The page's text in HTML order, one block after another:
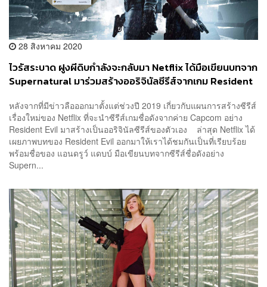
28 สิงหาคม 2020
ไวรัสระบาด ฝูงผีดิบกำลังจะกลับมา Netflix ได้มือเขียนบทจาก
Supernatural มาร่วมสร้างออริจินัลซีรีส์จากเกม Resident
หลังจากที่มีข่าวลือออกมาตั้งแต่ช่วงปี 2019 เกี่ยวกับแผนการสร้างซีรีส์
เรื่องใหม่ของ Netflix ที่จะนำซีรีส์เกมชื่อดังจากค่าย Capcom อย่าง
Resident Evil มาสร้างเป็นออริจินัลซีรีส์ของตัวเอง ล่าสุด Netflix ได้
เผยภาพบทของ Resident Evil ออกมาให้เราได้ชมกันเป็นที่เรียบร้อย
พร้อมชื่อของ แอนดรูว์ แดบบ์ มือเขียนบทจากซีรีส์ชื่อดังอย่าง
Supern...